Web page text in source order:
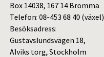
Box 14038, 167 14 Bromma
Telefon: 08-453 68 40 (växel)
Besöksadress:
Gustavslundsvägen 18,
Alviks torg, Stockholm